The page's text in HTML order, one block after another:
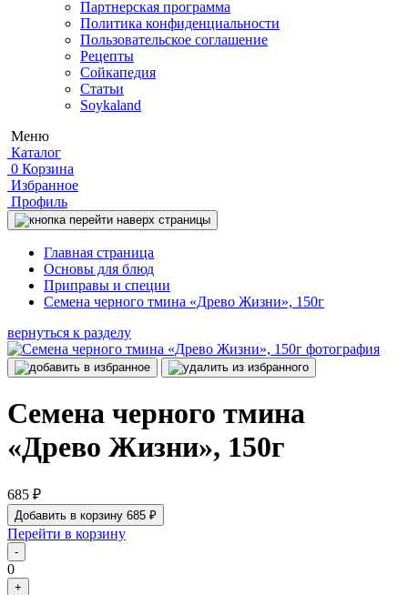
Партнерская программа
Политика конфиденциальности
Пользовательское соглашение
Рецепты
Сойкапедия
Статьи
Soykaland
Меню
Каталог
0 Корзина
Избранное
Профиль
Главная страница
Основы для блюд
Приправы и специи
Семена черного тмина «Древо Жизни», 150г
вернуться к разделу
Семена черного тмина
«Древо Жизни», 150г
685 ₽
Добавить в корзину 685 ₽
Перейти в корзину
-
0
+